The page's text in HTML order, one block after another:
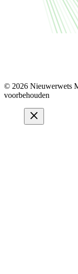
© 2026 Nieuwerwets
voorbehouden